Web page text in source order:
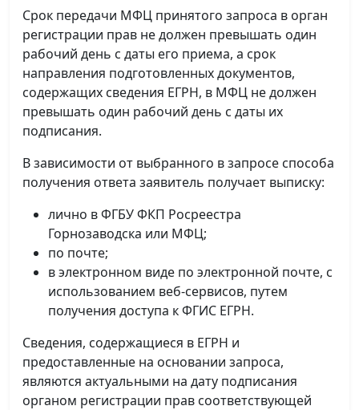
Срок передачи МФЦ принятого запроса в орган
регистрации прав не должен превышать один
рабочий день с даты его приема, а срок
направления подготовленных документов,
содержащих сведения ЕГРН, в МФЦ не должен
превышать один рабочий день с даты их
подписания.
В зависимости от выбранного в запросе способа
получения ответа заявитель получает выписку:
лично в ФГБУ ФКП Росреестра
Горнозаводска или МФЦ;
по почте;
в электронном виде по электронной почте, с
использованием веб-сервисов, путем
получения доступа к ФГИС ЕГРН.
Сведения, содержащиеся в ЕГРН и
предоставленные на основании запроса,
являются актуальными на дату подписания
органом регистрации прав соответствующей